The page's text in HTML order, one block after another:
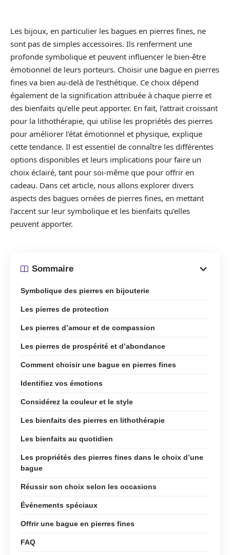
Les bijoux, en particulier les bagues en pierres fines, ne
sont pas de simples accessoires. Ils renferment une
profonde symbolique et peuvent influencer le bien-être
émotionnel de leurs porteurs. Choisir une bague en pierres
fines va bien au-delà de l’esthétique. Ce choix dépend
également de la signification attribuée à chaque pierre et
des bienfaits qu’elle peut apporter. En fait, l’attrait croissant
pour la lithothérapie, qui utilise les propriétés des pierres
pour améliorer l’état émotionnel et physique, explique
cette tendance. Il est essentiel de connaître les différentes
options disponibles et leurs implications pour faire un
choix éclairé, tant pour soi-même que pour offrir en
cadeau. Dans cet article, nous allons explorer divers
aspects des bagues ornées de pierres fines, en mettant
l’accent sur leur symbolique et les bienfaits qu’elles
peuvent apporter.
Sommaire
Symbolique des pierres en bijouterie
Les pierres de protection
Les pierres d’amour et de compassion
Les pierres de prospérité et d’abondance
Comment choisir une bague en pierres fines
Identifiez vos émotions
Considérez la couleur et le style
Les bienfaits des pierres en lithothérapie
Les bienfaits au quotidien
Les propriétés des pierres fines dans le choix d’une
bague
Réussir son choix selon les occasions
Événements spéciaux
Offrir une bague en pierres fines
FAQ